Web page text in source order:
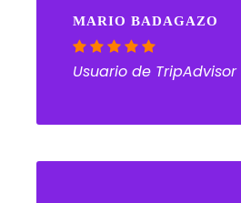
MARIO BADAGAZO
Usuario de TripAdvisor